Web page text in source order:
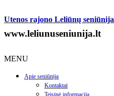
Utenos rajono Leliūnų seniūnija
www.leliunuseniunija.lt
MENU
Apie seniūniją
Kontaktai